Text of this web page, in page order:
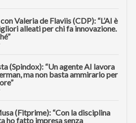
Valeria de Flaviis (CDP): “L’AI è
alleati per chi fa innovazione.
(Spindox): “Un agente AI lavora
ma non basta ammirarlo per
(Fitprime): “Con la disciplina
ho fatto impresa senza